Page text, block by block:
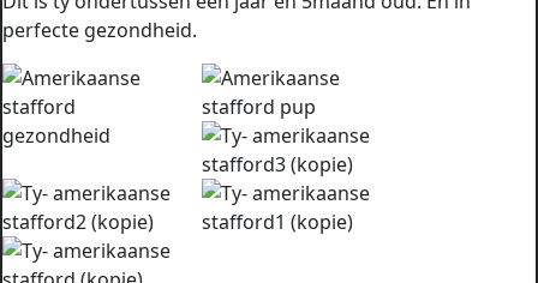
perfecte gezondheid.